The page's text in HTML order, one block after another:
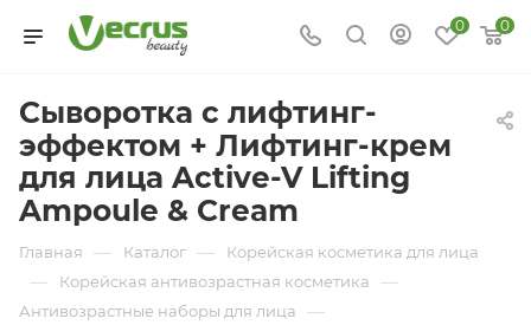
0 0
Сыворотка с лифтинг-
эффектом + Лифтинг-крем
для лица Active-V Lifting
Ampoule & Cream
Главная — Каталог — Корейская косметика для лица
— Корейская антивозрастная косметика —
Антивозрастные наборы для лица —